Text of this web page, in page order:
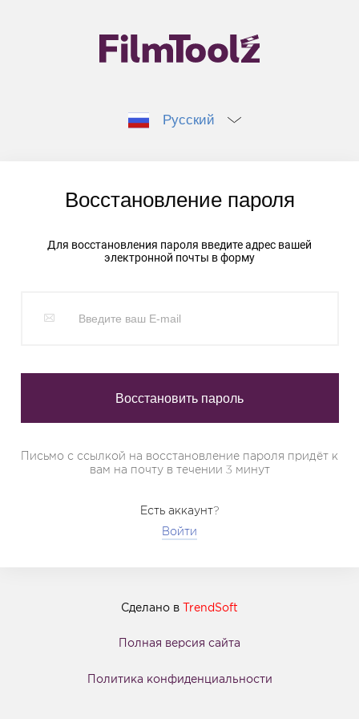
Русский
Восстановление пароля
Для восстановления пароля введите адрес вашей
электронной почты в форму
Письмо с ссылкой на восстановление пароля придёт к
вам на почту в течении 3 минут
Есть аккаунт?
Войти
Сделано в TrendSoft
Полная версия сайта
Политика конфиденциальности